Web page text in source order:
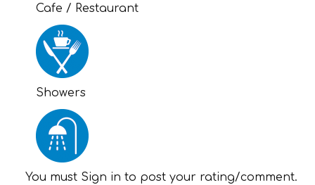
Cafe / Restaurant
Showers
You must Sign in to post your rating/comment.